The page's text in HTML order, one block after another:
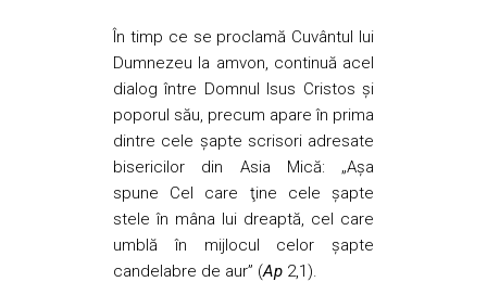
În timp ce se proclamă Cuvântul lui
Dumnezeu la amvon, continuă acel
dialog între Domnul Isus Cristos şi
poporul său, precum apare în prima
dintre cele şapte scrisori adresate
bisericilor din Asia Mică: „Aşa
spune Cel care ţine cele şapte
stele în mâna lui dreaptă, cel care
umblă în mijlocul celor şapte
candelabre de aur” (Ap 2,1).